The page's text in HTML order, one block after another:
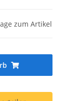
zum Artikel